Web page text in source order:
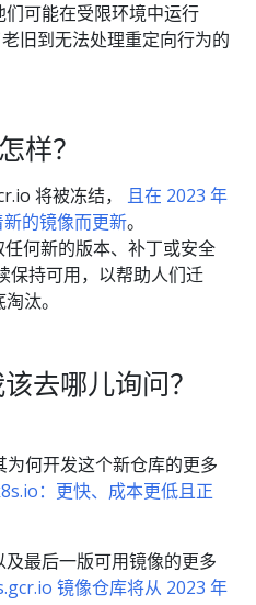
可能在受限环境中运行
旧到无法处理重定向行为的
样？
将被冻结， 且在 2023 年
的镜像而更新。
何新的版本、补丁或安全
保持可用，以帮助人们迁
汰。
去哪儿询问？
何开发这个新仓库的更多
：更快、成本更低且正
最后一版可用镜像的更多
镜像仓库将从 2023 年